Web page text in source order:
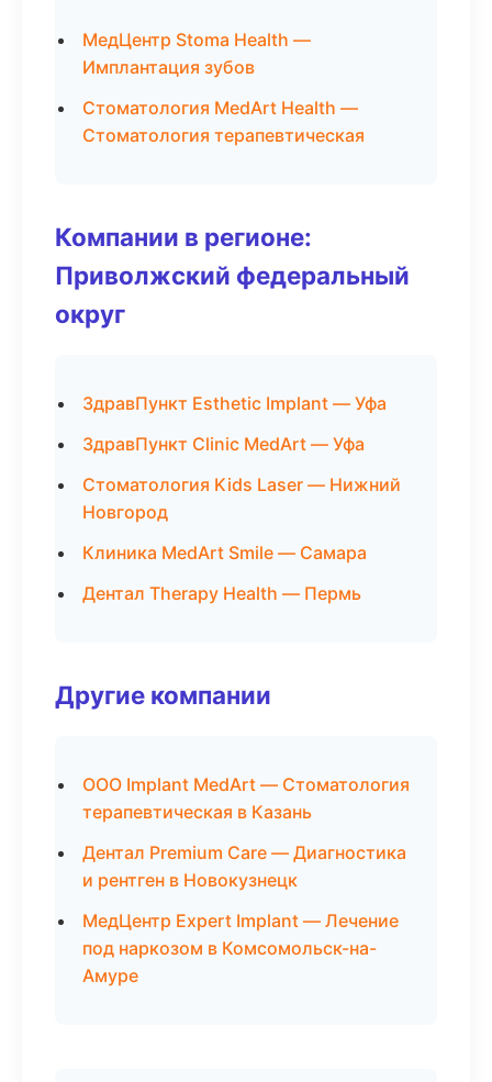
МедЦентр Stoma Health —
Имплантация зубов
Стоматология MedArt Health —
Стоматология терапевтическая
Компании в регионе:
Приволжский федеральный
округ
ЗдравПункт Esthetic Implant — Уфа
ЗдравПункт Clinic MedArt — Уфа
Стоматология Kids Laser — Нижний
Новгород
Клиника MedArt Smile — Самара
Дентал Therapy Health — Пермь
Другие компании
ООО Implant MedArt — Стоматология
терапевтическая в Казань
Дентал Premium Care — Диагностика
и рентген в Новокузнецк
МедЦентр Expert Implant — Лечение
под наркозом в Комсомольск-на-
Амуре